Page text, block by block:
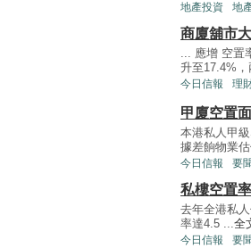
地產投資 地
商廈舖市
... 應增 空置
升至17.4%
今日信報 理
甲廈空置
本港私人甲
據差餉物業
今日信報 要
私樓空置
去年全港私
率達4.5 ...全
今日信報 要